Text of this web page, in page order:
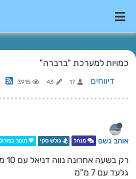
כמויות למערכת "ברברה"
דיווחים 17
43
3915
אוהב גשם מנהל 🏂 גולש סקי 💖 תומך
רק בשעה אחרונה נווה דניאל עם 10 מ"מ
גלעד עם 7 מ"מ